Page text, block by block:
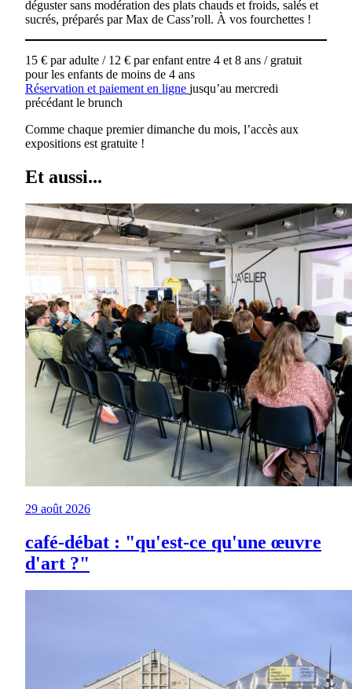
déguster sans modération des plats chauds et froids, salés et
sucrés, préparés par Max de Cass’roll. À vos fourchettes !
15 € par adulte / 12 € par enfant entre 4 et 8 ans / gratuit
pour les enfants de moins de 4 ans
Réservation et paiement en ligne jusqu’au mercredi
précédant le brunch
Comme chaque premier dimanche du mois, l’accès aux
expositions est gratuite !
Et aussi...
29 août 2026
café-débat : "qu'est-ce qu'une œuvre
d'art ?"